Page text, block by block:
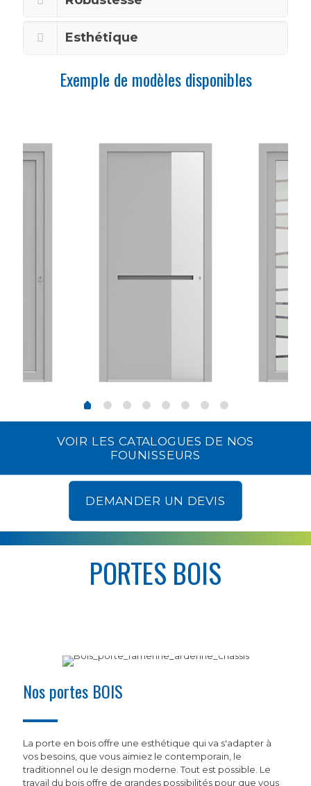
Esthétique
Exemple de modèles disponibles
VOIR LES CATALOGUES DE NOS
FOUNISSEURS
DEMANDER UN DEVIS
PORTES BOIS
Nos portes BOIS
La porte en bois offre une esthétique qui va s'adapter à
vos besoins, que vous aimiez le contemporain, le
traditionnel ou le design moderne. Tout est possible. Le
travail du bois offre de grandes possibilités pour que vous